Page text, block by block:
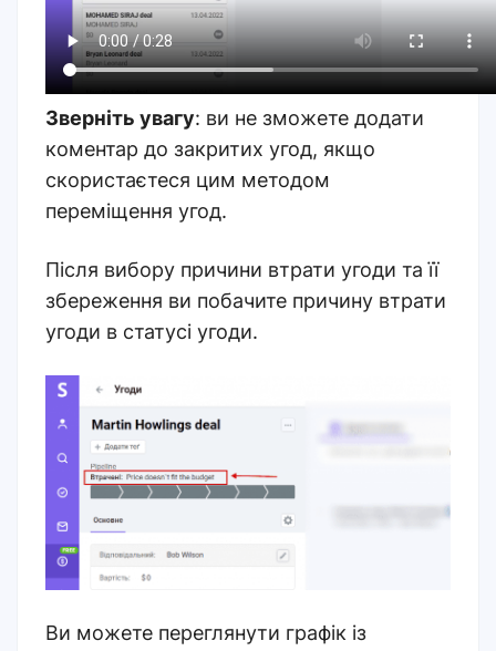
Зверніть увагу: ви не зможете додати
коментар до закритих угод, якщо
скористаєтеся цим методом
переміщення угод.
Після вибору причини втрати угоди та її
збереження ви побачите причину втрати
угоди в статусі угоди.
Ви можете переглянути графік із